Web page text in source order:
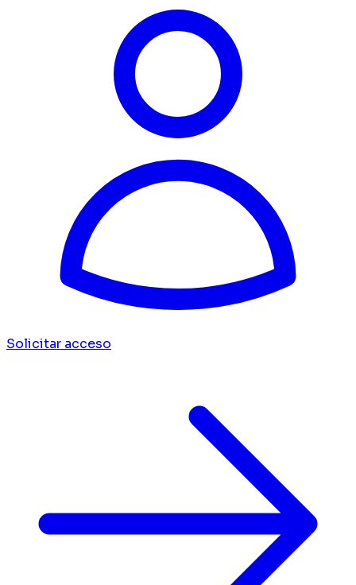
Solicitar acceso